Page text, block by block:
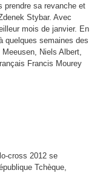
prendre sa revanche et
Stybar. Avec
mois de janvier. En
quelques semaines des
Niels Albert,
Francis Mourey
cross 2012 se
Tchèque,